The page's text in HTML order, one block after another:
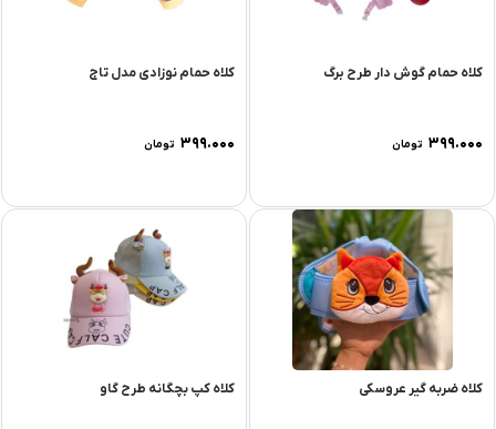
کلاه حمام گوش دار طرح برگ
۳۹۹.۰۰۰ تومان
کلاه حمام نوزادی مدل تاج
۳۹۹.۰۰۰ تومان
کلاه ضربه گیر عروسکی کلاه کپ بچگانه طرح گاو